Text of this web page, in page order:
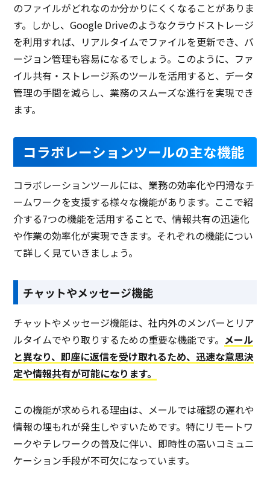
のファイルがどれなのか分かりにくくなることがありま
す。しかし、Google Driveのようなクラウドストレージ
を利用すれば、リアルタイムでファイルを更新でき、バ
ージョン管理も容易になるでしょう。このように、ファ
イル共有・ストレージ系のツールを活用すると、データ
管理の手間を減らし、業務のスムーズな進行を実現でき
ます。
コラボレーションツールの主な機能
コラボレーションツールには、業務の効率化や円滑なチ
ームワークを支援する様々な機能があります。ここで紹
介する7つの機能を活用することで、情報共有の迅速化
や作業の効率化が実現できます。それぞれの機能につい
て詳しく見ていきましょう。
チャットやメッセージ機能
チャットやメッセージ機能は、社内外のメンバーとリア
ルタイムでやり取りするための重要な機能です。 メール
と異なり、即座に返信を受け取れるため、迅速な意思決
定や情報共有が可能になります。
この機能が求められる理由は、メールでは確認の遅れや
情報の埋もれが発生しやすいためです。特にリモートワ
ークやテレワークの普及に伴い、即時性の高いコミュニ
ケーション手段が不可欠になっています。